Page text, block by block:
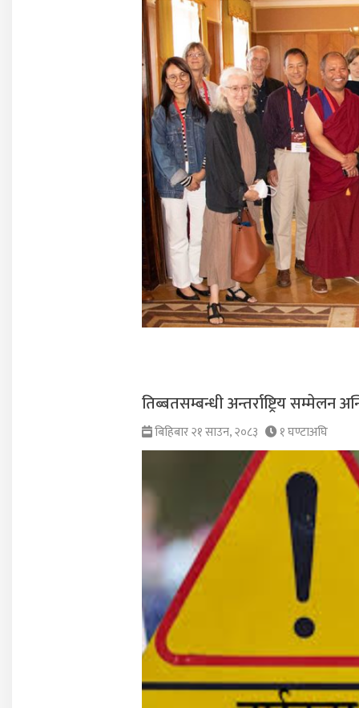
तिब्बतसम्बन्धी अन्तर्राष्ट्रिय सम्मेलन
बिहिबार २१ साउन, २०८३ १ घण्टाअघि